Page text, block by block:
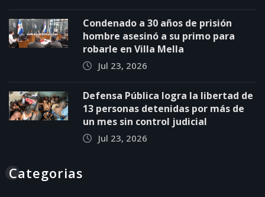
Condenado a 30 años de prisión
hombre asesinó a su primo para
robarle en Villa Mella
Jul 23, 2026
Defensa Pública logra la libertad de
13 personas detenidas por más de
un mes sin control judicial
Jul 23, 2026
Categorias